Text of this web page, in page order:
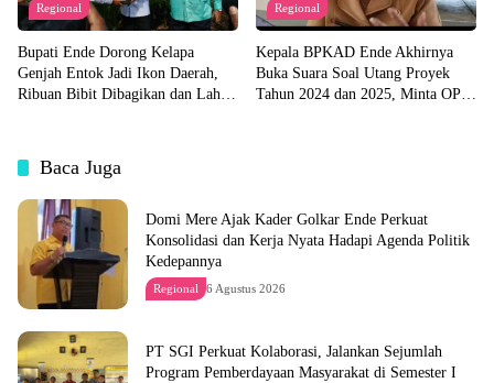
Regional
Bupati Ende Dorong Kelapa
Genjah Entok Jadi Ikon Daerah,
Ribuan Bibit Dibagikan dan Lahan
Regional
Kepala BPKAD Ende Akhirnya
Buka Suara Soal Utang Proyek
Tahun 2024 dan 2025, Minta OPD
Baca Juga
Domi Mere Ajak Kader Golkar Ende Perkuat
Konsolidasi dan Kerja Nyata Hadapi Agenda Politik
Kedepannya
Regional 6 Agustus 2026
PT SGI Perkuat Kolaborasi, Jalankan Sejumlah
Program Pemberdayaan Masyarakat di Semester I